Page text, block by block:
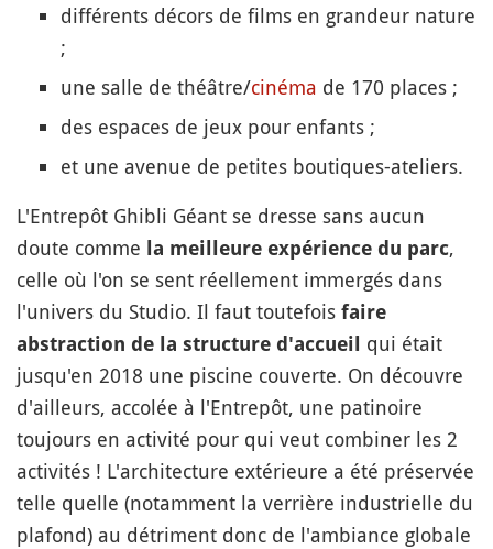
différents décors de films en grandeur nature
;
une salle de théâtre/cinéma de 170 places ;
des espaces de jeux pour enfants ;
et une avenue de petites boutiques-ateliers.
L'Entrepôt Ghibli Géant se dresse sans aucun
doute comme la meilleure expérience du parc,
celle où l'on se sent réellement immergés dans
l'univers du Studio. Il faut toutefois faire
abstraction de la structure d'accueil
qui était
jusqu'en 2018 une piscine couverte. On découvre
d'ailleurs, accolée à l'Entrepôt, une patinoire
toujours en activité pour qui veut combiner les 2
activités ! L'architecture extérieure a été préservée
telle quelle (notamment la verrière industrielle du
plafond) au détriment donc de l'ambiance globale